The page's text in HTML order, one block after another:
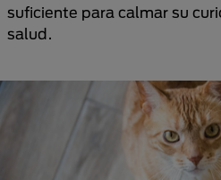
suficiente para calmar su
salud.